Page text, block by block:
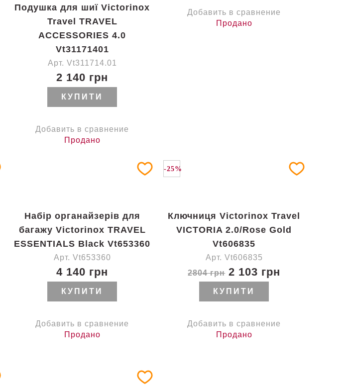
Подушка для шиї Victorinox
Travel TRAVEL
ACCESSORIES 4.0
Vt31171401
Арт. Vt311714.01
2 140 грн
КУПИТИ
Добавить в сравнение
Продано
Добавить в сравнение
Продано
Набір органайзерів для
багажу Victorinox TRAVEL
ESSENTIALS Black Vt653360
Арт. Vt653360
4 140 грн
КУПИТИ
Добавить в сравнение
Продано
-25%
Ключниця Victorinox Travel
VICTORIA 2.0/Rose Gold
Vt606835
Арт. Vt606835
2804 грн2 103 грн
КУПИТИ
Добавить в сравнение
Продано